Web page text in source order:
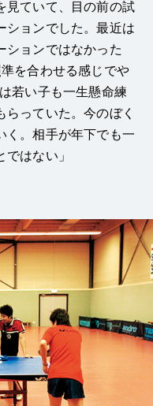
見ていて、目の前の試
ションでした。最近は
ションではなかった
を合わせる感じでや
若い子も一生懸命練
っていた。今のぼく
く。相手が年下でも一
はない」